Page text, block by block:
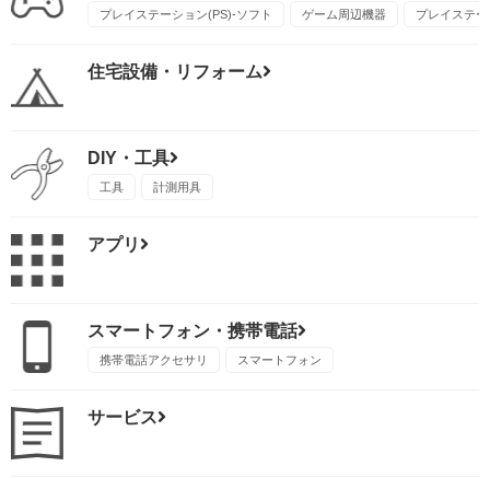
プレイステーション(PS)-ソフト ゲーム周辺機器 プレイステ
住宅設備・リフォーム
DIY・工具
工具 計測用具
アプリ
スマートフォン・携帯電話
携帯電話アクセサリ スマートフォン
サービス